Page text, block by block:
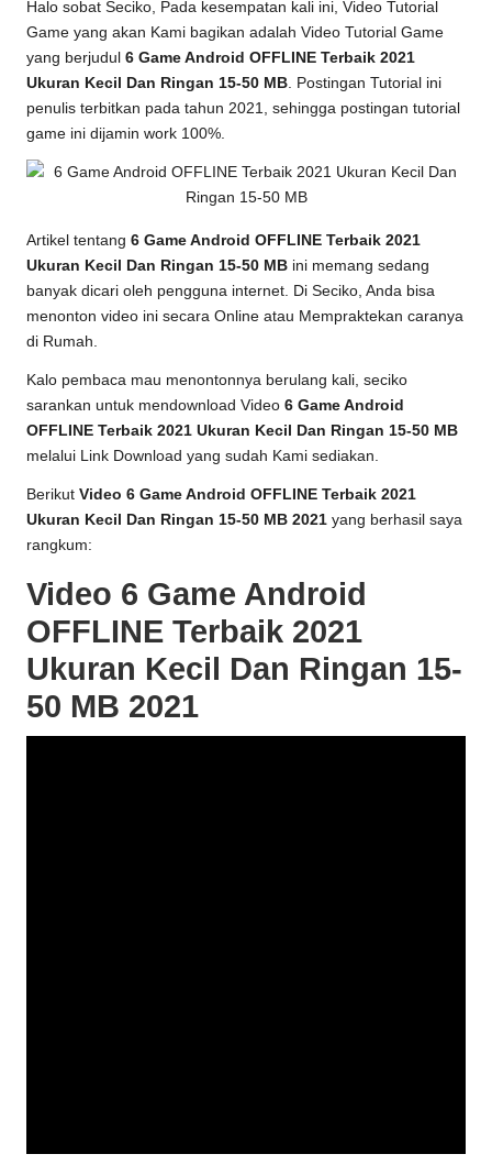
Halo sobat Seciko, Pada kesempatan kali ini, Video Tutorial
Game yang akan Kami bagikan adalah Video Tutorial Game
yang berjudul 6 Game Android OFFLINE Terbaik 2021
Ukuran Kecil Dan Ringan 15-50 MB. Postingan Tutorial ini
penulis terbitkan pada tahun 2021, sehingga postingan tutorial
game ini dijamin work 100%.
Artikel tentang 6 Game Android OFFLINE Terbaik 2021
Ukuran Kecil Dan Ringan 15-50 MB ini memang sedang
banyak dicari oleh pengguna internet. Di Seciko, Anda bisa
menonton video ini secara Online atau Mempraktekan caranya
di Rumah.
Kalo pembaca mau menontonnya berulang kali, seciko
sarankan untuk mendownload Video 6 Game Android
OFFLINE Terbaik 2021 Ukuran Kecil Dan Ringan 15-50 MB
melalui Link Download yang sudah Kami sediakan.
Berikut Video 6 Game Android OFFLINE Terbaik 2021
Ukuran Kecil Dan Ringan 15-50 MB 2021 yang berhasil saya
rangkum:
Video 6 Game Android
OFFLINE Terbaik 2021
Ukuran Kecil Dan Ringan 15-
50 MB 2021